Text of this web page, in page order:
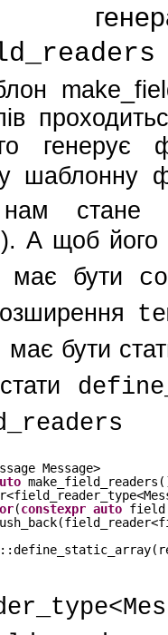
генерує
шаблонну
стане у
). А щоб його
має бути
бути
Message>
(constexpr auto field